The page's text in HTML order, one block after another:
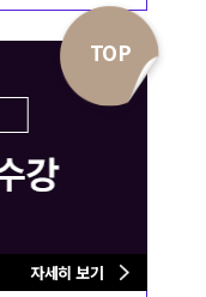
TOP
자세히 보기